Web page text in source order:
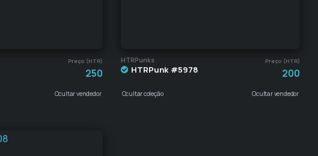
Preço (HTR)
250
Ocultar vendedor
HTRPunks Preço (HTR)
HTRPunk #5978 200
Ocultar coleção Ocultar vendedor